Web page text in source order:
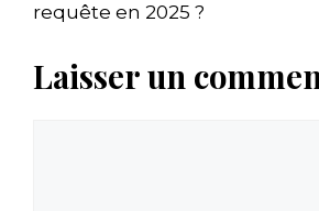
requête en 2025 ?
Laisser un